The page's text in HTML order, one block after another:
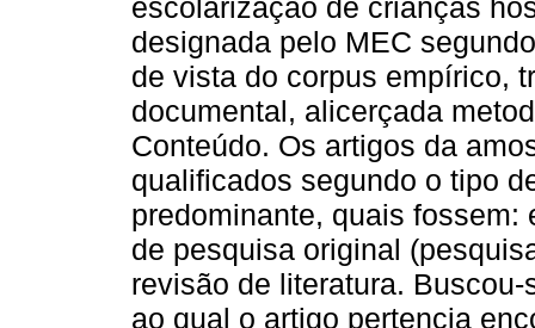
escolarização de crianças
designada pelo MEC
de vista do corpus empírico,
documental, alicerçada
Conteúdo. Os artigos da
qualificados segundo o tipo
predominante, quais
de pesquisa original
revisão de literatura.
ao qual o artigo pertencia